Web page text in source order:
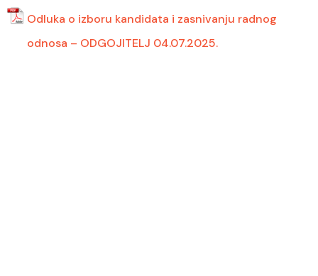
Odluka o izboru kandidata i zasnivanju radnog
odnosa – ODGOJITELJ 04.07.2025.